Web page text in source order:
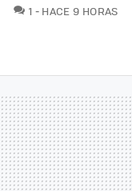
1 COMENTARIOS
HACE 9 HORAS